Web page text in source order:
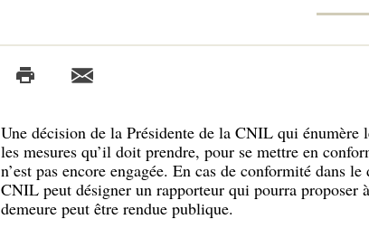
Une décision de la Présidente de la CNIL qui énumère
les mesures qu’il doit prendre, pour se mettre en
n’est pas encore engagée. En cas de conformité dans
CNIL peut désigner un rapporteur qui pourra proposer
demeure peut être rendue publique.